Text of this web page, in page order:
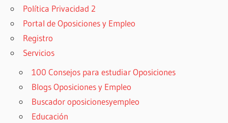
Política Privacidad 2
Portal de Oposiciones y Empleo
Registro
Servicios
100 Consejos para estudiar Oposiciones
Blogs Oposiciones y Empleo
Buscador oposicionesyempleo
Educación